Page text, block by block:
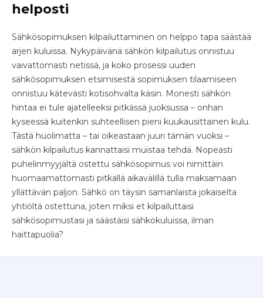
helposti
Sähkösopimuksen kilpailuttaminen on helppo tapa säästää
arjen kuluissa. Nykypäivänä sähkön kilpailutus onnistuu
vaivattomasti netissä, ja koko prosessi uuden
sähkösopimuksen etsimisestä sopimuksen tilaamiseen
onnistuu kätevästi kotisohvalta käsin. Monesti sähkön
hintaa ei tule ajatelleeksi pitkässä juoksussa – onhan
kyseessä kuitenkin suhteellisen pieni kuukausittainen kulu.
Tästä huolimatta – tai oikeastaan juuri tämän vuoksi –
sähkön kilpailutus kannattaisi muistaa tehdä. Nopeasti
puhelinmyyjältä ostettu sähkösopimus voi nimittäin
huomaamattomasti pitkällä aikavälillä tulla maksamaan
yllättävän paljon. Sähkö on täysin samanlaista jokaiselta
yhtiöltä ostettuna, joten miksi et kilpailuttaisi
sähkösopimustasi ja säästäisi sähkökuluissa, ilman
haittapuolia?